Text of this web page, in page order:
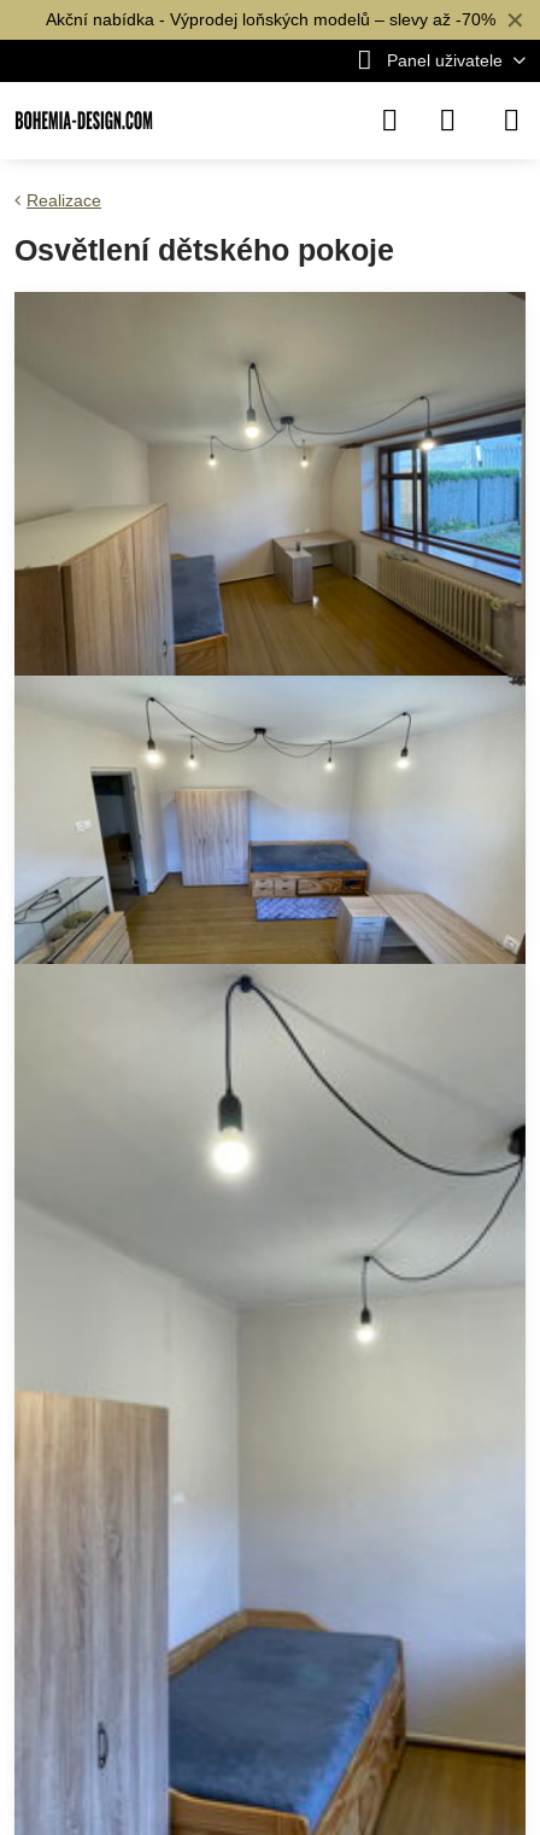
✕
Akční nabídka - Výprodej loňských modelů – slevy až -70%
Panel uživatele
Realizace
Osvětlení dětského pokoje